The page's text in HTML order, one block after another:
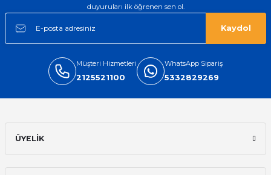
duyuruları ilk öğrenen sen ol.
Kaydol
Müşteri Hizmetleri
2125521100
WhatsApp Sipariş
5332829269
ÜYELİK